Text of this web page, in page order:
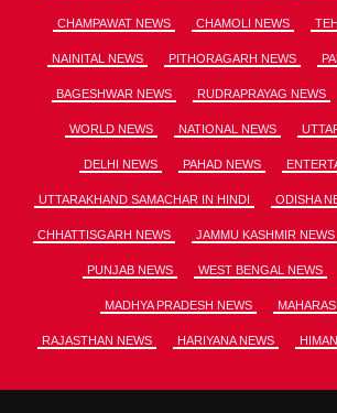
CHAMPAWAT NEWS CHAMOLI NEWS
NAINITAL NEWS PITHORAGARH NEWS
BAGESHWAR NEWS RUDRAPRAYAG NEWS
WORLD NEWS NATIONAL NEWS
DELHI NEWS PAHAD NEWS
UTTARAKHAND SAMACHAR IN HINDI ODISHA
CHHATTISGARH NEWS JAMMU KASHMIR NEWS
PUNJAB NEWS WEST BENGAL NEWS
MADHYA PRADESH NEWS
RAJASTHAN NEWS HARIYANA NEWS